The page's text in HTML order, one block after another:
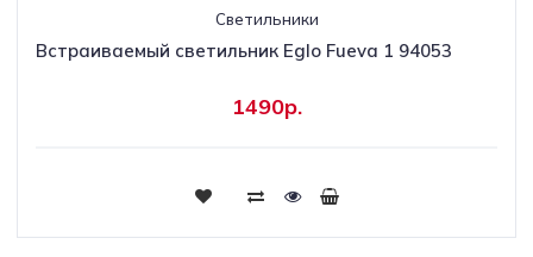
Светильники
Встраиваемый светильник Eglo Fueva 1 94053
1490р.